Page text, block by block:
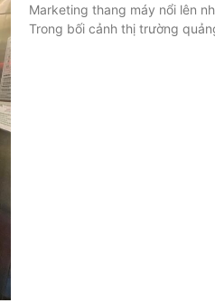
Marketing thang máy nổi lên
Trong bối cảnh thị trường